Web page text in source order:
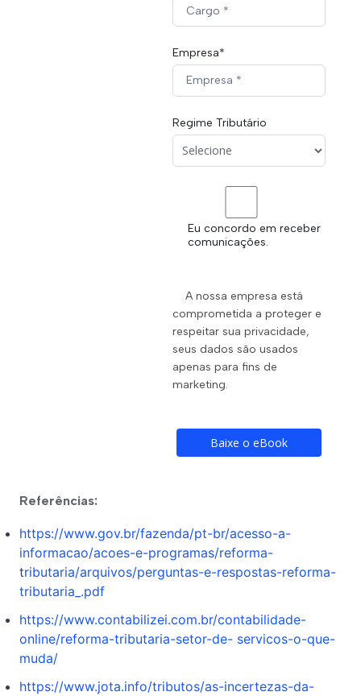
Empresa*
Regime Tributário
Eu concordo em receber
comunicações.
A nossa empresa está
comprometida a proteger e
respeitar sua privacidade,
seus dados são usados
apenas para fins de
marketing.
Baixe o eBook
Referências:
https://www.gov.br/fazenda/pt-br/acesso-a-
informacao/acoes-e-programas/reforma-
tributaria/arquivos/perguntas-e-respostas-reforma-
tributaria_.pdf
https://www.contabilizei.com.br/contabilidade-
online/reforma-tributaria-setor-de- servicos-o-que-
muda/
https://www.jota.info/tributos/as-incertezas-da-